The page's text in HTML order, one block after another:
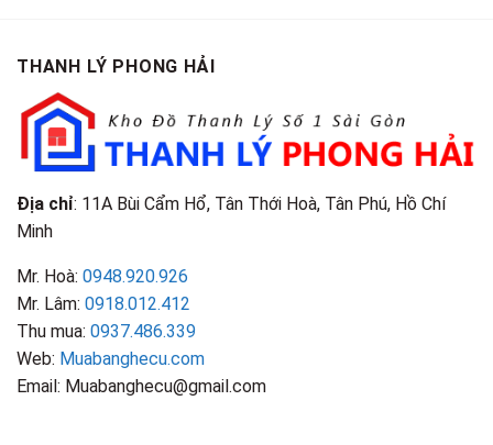
Điểm
Nhận
Biết
THANH LÝ PHONG HẢI
Địa chỉ: 11A Bùi Cẩm Hổ, Tân Thới Hoà, Tân Phú, Hồ Chí
Minh
Mr. Hoà: 0948.920.926
Mr. Lâm: 0918.012.412
Thu mua: 0937.486.339
Web: Muabanghecu.com
Email: Muabanghecu@gmail.com